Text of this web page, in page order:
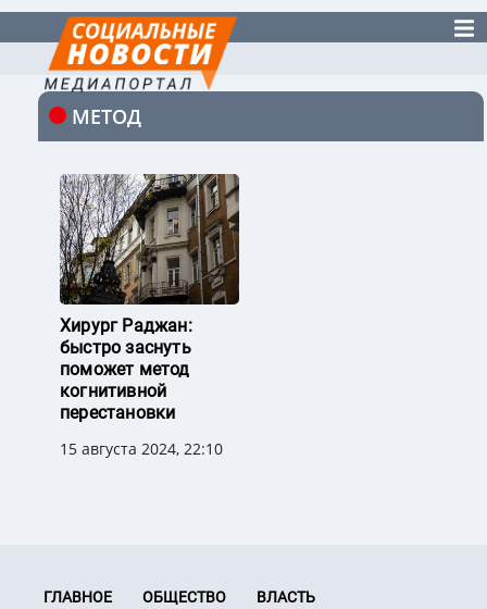
МЕТОД
Хирург Раджан:
быстро заснуть
поможет метод
когнитивной
перестановки
15 августа 2024, 22:10
ГЛАВНОЕ ОБЩЕСТВО
ВЛАСТЬ